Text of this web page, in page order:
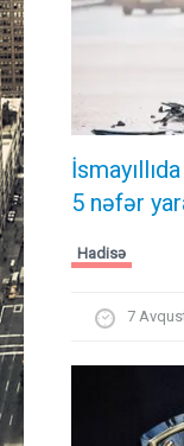
5 nəfər
Hadisə
7